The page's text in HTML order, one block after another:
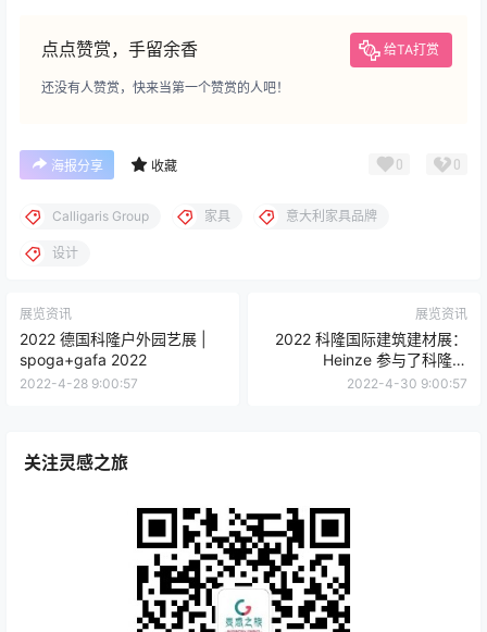
点点赞赏，手留余香 给TA打赏
还没有人赞赏，快来当第一个赞赏的人吧！
海报分享 收藏 0 0
Calligaris Group 家具 意大利家具品牌
设计
展览资讯
2022 德国科隆户外园艺展 |
spoga+gafa 2022
2022-4-28 9:00:57
展览资讯
2022 科隆国际建筑建材展：
Heinze 参与了科隆的
digitalBAU
2022-4-30 9:00:57
关注灵感之旅